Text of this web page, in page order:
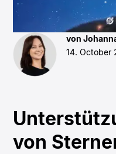
von
14. October
von